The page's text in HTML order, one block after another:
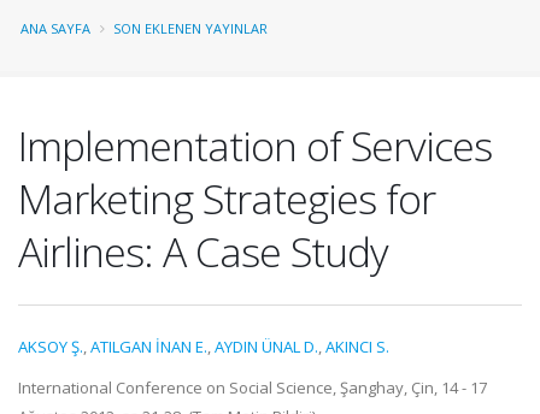
ANA SAYFA SON EKLENEN YAYINLAR
Implementation of Services
Marketing Strategies for
Airlines: A Case Study
AKSOY Ş.,ATILGAN İNAN E.,AYDIN ÜNAL D.,AKINCI S.
International Conference on Social Science, Şanghay, Çin, 14 - 17